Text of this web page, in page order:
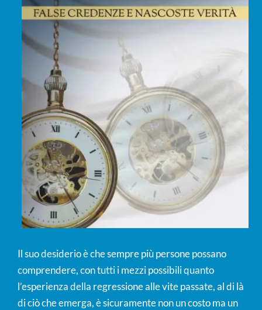
Il suo desiderio è che sempre più persone possano
comprendere, con tutti i mezzi possibili quanto
l’esperienza della regressione alle vite passate, al di là
di ciò che emerga, è sicuramente non un costo ma un